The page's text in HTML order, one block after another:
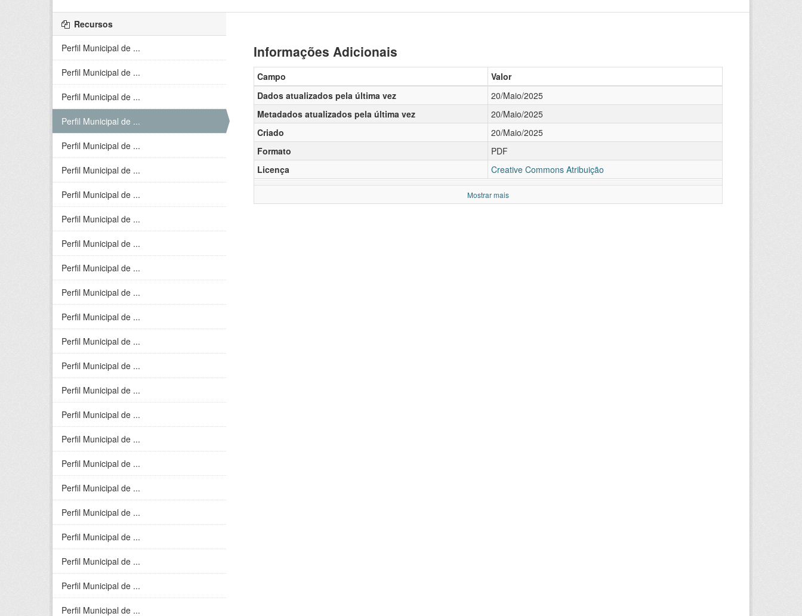
Recursos
Perfil Municipal de ...
Perfil Municipal de ...
Perfil Municipal de ...
Perfil Municipal de ...
Perfil Municipal de ...
Perfil Municipal de ...
Perfil Municipal de ...
Perfil Municipal de ...
Perfil Municipal de ...
Perfil Municipal de ...
Perfil Municipal de ...
Perfil Municipal de ...
Perfil Municipal de ...
Perfil Municipal de ...
Perfil Municipal de ...
Perfil Municipal de ...
Perfil Municipal de ...
Perfil Municipal de ...
Perfil Municipal de ...
Perfil Municipal de ...
Perfil Municipal de ...
Perfil Municipal de ...
Perfil Municipal de ...
Perfil Municipal de ...
Informações Adicionais
Campo
Valor
Dados atualizados pela última vez
20/Maio/2025
Metadados atualizados pela última vez
20/Maio/2025
Criado
20/Maio/2025
Formato
PDF
Licença
Creative Commons Atribuição
Mostrar mais